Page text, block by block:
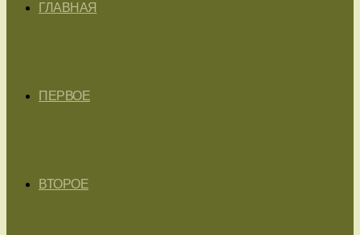
ГЛАВНАЯ
ПЕРВОЕ
ВТОРОЕ